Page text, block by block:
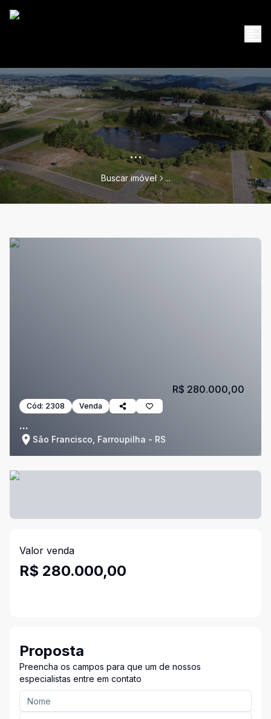
...
Buscar imóvel ...
Cód: 2308 Venda
...
São Francisco, Farroupilha - RS
R$ 280.000,00
Valor venda
R$ 280.000,00
Proposta
Preencha os campos para que um de nossos
especialistas entre em contato